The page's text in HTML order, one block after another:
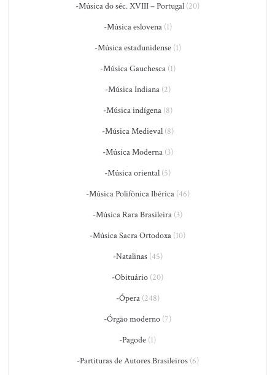
-Música do séc. XVIII – Portugal (20)
-Música eslovena(1)
-Música estadunidense(1)
-Música Gauchesca(1)
-Música Indiana(2)
-Música indígena(8)
-Música Medieval(8)
-Música Moderna(3)
-Música oriental (5)
-Música Polifônica Ibérica(46)
-Música Rara Brasileira (3)
-Música Sacra Ortodoxa (10)
-Natalinas(45)
-Obituário (20)
-Ópera(248)
-Órgão moderno (7)
-Pagode (1)
-Partituras de Autores Brasileiros(6)